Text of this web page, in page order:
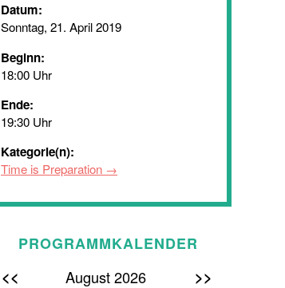
Datum:
Sonntag, 21. April 2019
Beginn:
18:00 Uhr
Ende:
19:30 Uhr
Kategorie(n):
Time is Preparation
PROGRAMMKALENDER
<< August 2026 >>